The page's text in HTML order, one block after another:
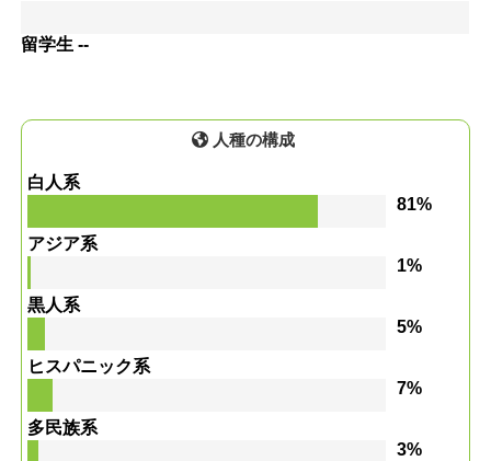
留学生 --
人種の構成
白人系
81%
アジア系
1%
黒人系
5%
ヒスパニック系
7%
多民族系
3%